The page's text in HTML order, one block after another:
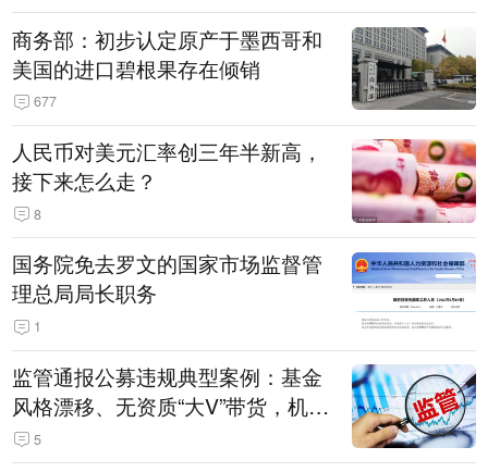
商务部：初步认定原产于墨西哥和
美国的进口碧根果存在倾销
677
人民币对美元汇率创三年半新高，
接下来怎么走？
8
国务院免去罗文的国家市场监督管
理总局局长职务
1
监管通报公募违规典型案例：基金
风格漂移、无资质“大V”带货，机构
被暂停新产品注册3个月
5